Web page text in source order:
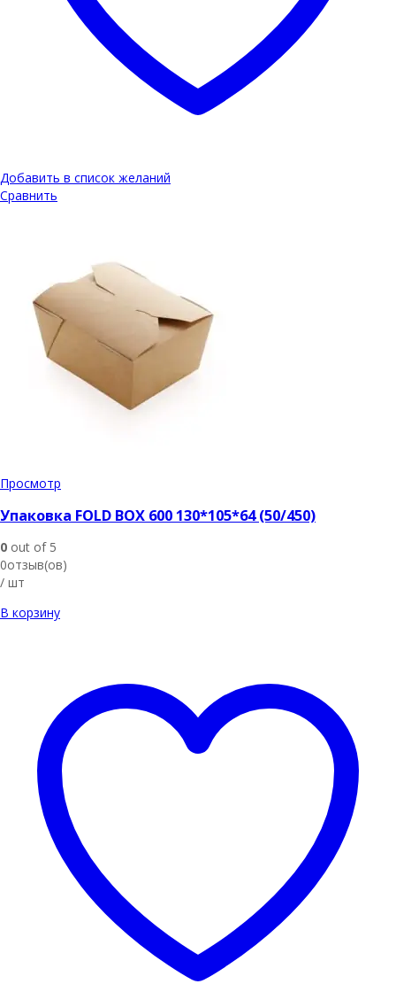
Добавить в список желаний
Сравнить
Просмотр
Упаковка FOLD BOX 600 130*105*64 (50/450)
0 out of 5
0отзыв(ов)
/ шт
В корзину